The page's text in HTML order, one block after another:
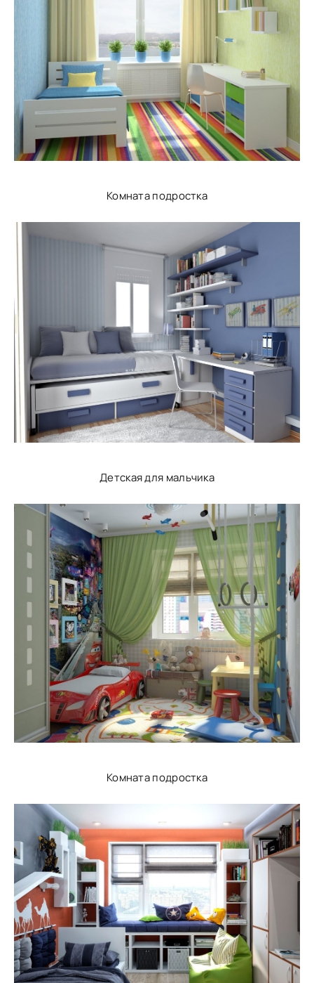
Комната подростка
Детская для мальчика
Комната подростка